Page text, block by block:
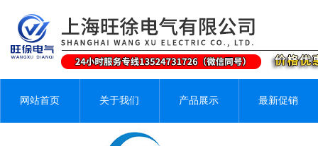
网站首页 关于我们 产品展示 最新促销